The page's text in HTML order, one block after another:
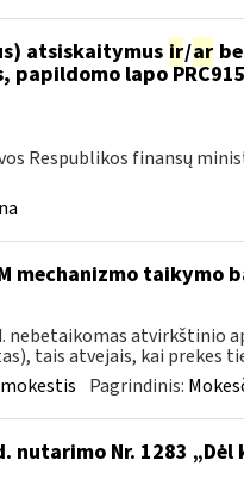
atsiskaitymus ir/ar
papildomo lapo
Respublikos finansų
mechanizmo taikymo
nebetaikomas atvirkštinio
tais atvejais, kai prekes
Pagrindinis:
nutarimo Nr. 1283